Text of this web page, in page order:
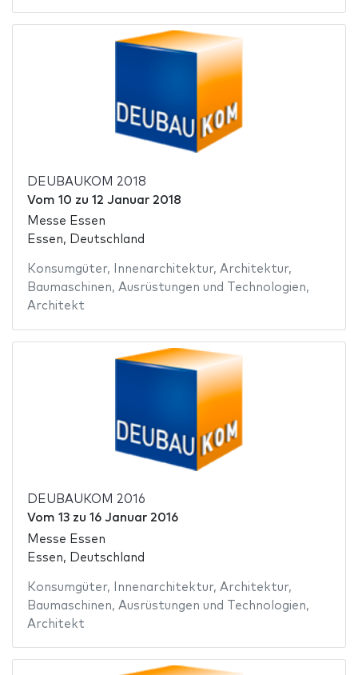
DEUBAUKOM 2018
Vom 10 zu 12 Januar 2018
Messe Essen
Essen, Deutschland
Konsumgüter, Innenarchitektur, Architektur,
Baumaschinen, Ausrüstungen und Technologien,
Architekt
DEUBAUKOM 2016
Vom 13zu 16 Januar 2016
Messe Essen
Essen, Deutschland
Konsumgüter, Innenarchitektur, Architektur,
Baumaschinen, Ausrüstungen und Technologien,
Architekt